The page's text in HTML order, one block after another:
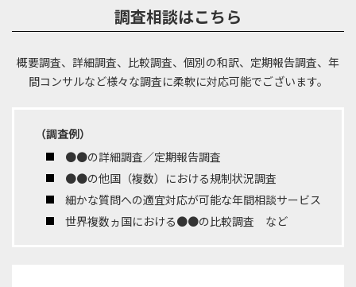
調査相談はこちら
概要調査、詳細調査、比較調査、個別の和訳、定期報告調査、年
間コンサルなど様々な調査に柔軟に対応可能でございます。
（調査例）
●●の詳細調査／定期報告調査
●●の他国（複数）における規制状況調査
細かな質問への適宜対応が可能な年間相談サービス
世界複数ヵ国における●●の比較調査 など